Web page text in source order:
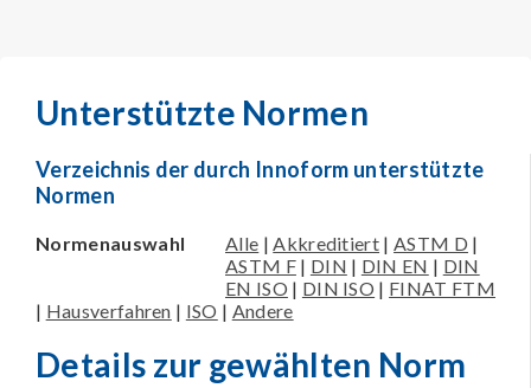
Unterstützte Normen
Verzeichnis der durch Innoform unterstützte
Normen
Normenauswahl Alle |Akkreditiert |ASTM D |
ASTM F| DIN | DIN EN | DIN
EN ISO | DIN ISO | FINAT FTM
| Hausverfahren | ISO | Andere
Details zur gewählten Norm